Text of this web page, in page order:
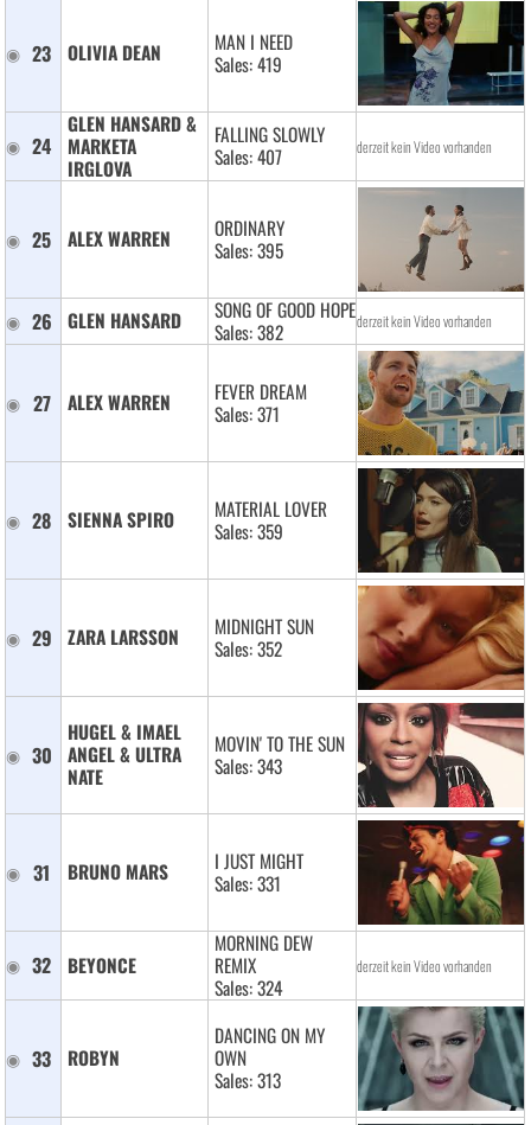
23 OLIVIA DEAN
MAN I NEED
Sales: 419
24
GLEN HANSARD &
MARKETA
IRGLOVA
FALLING SLOWLY
Sales: 407
derzeit kein Video vorhanden
25 ALEX WARREN
ORDINARY
Sales: 395
26 GLEN HANSARD
SONG OF GOOD HOPE
Sales: 382
derzeit kein Video vorhanden
27 ALEX WARREN
FEVER DREAM
Sales: 371
28 SIENNA SPIRO
MATERIAL LOVER
Sales: 359
29 ZARA LARSSON
MIDNIGHT SUN
Sales: 352
30
HUGEL & IMAEL
ANGEL & ULTRA
NATE
MOVIN' TO THE SUN
Sales: 343
31 BRUNO MARS
I JUST MIGHT
Sales: 331
32 BEYONCE
MORNING DEW
REMIX
Sales: 324
derzeit kein Video vorhanden
33 ROBYN
DANCING ON MY
OWN
Sales: 313